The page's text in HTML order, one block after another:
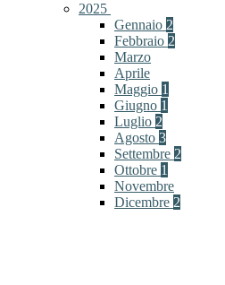
2025
Gennaio 2
Febbraio 2
Marzo
Aprile
Maggio 1
Giugno 1
Luglio 2
Agosto 3
Settembre 2
Ottobre 1
Novembre
Dicembre 2